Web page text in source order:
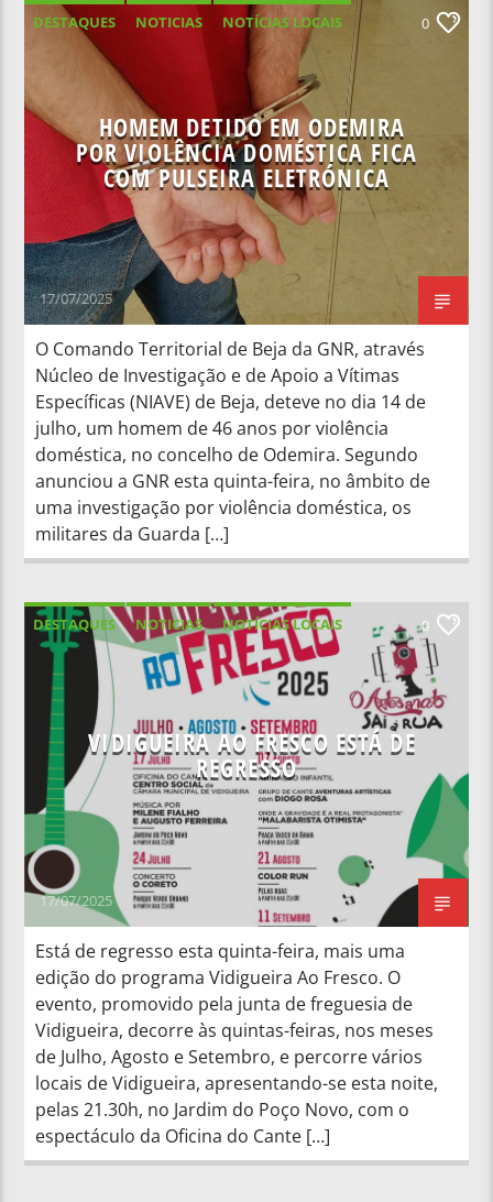
DESTAQUES NOTICIAS
NOTÍCIAS LOCAIS
NOTÍCIAS NACIONAIS
0
HOMEM DETIDO EM ODEMIRA
POR VIOLÊNCIA DOMÉSTICA FICA
COM PULSEIRA ELETRÓNICA
17/07/2025
O Comando Territorial de Beja da GNR, através
Núcleo de Investigação e de Apoio a Vítimas
Específicas (NIAVE) de Beja, deteve no dia 14 de
julho, um homem de 46 anos por violência
doméstica, no concelho de Odemira. Segundo
anunciou a GNR esta quinta-feira, no âmbito de
uma investigação por violência doméstica, os
militares da Guarda […]
DESTAQUES NOTICIAS
NOTÍCIAS LOCAIS
NOTÍCIAS NACIONAIS
0
VIDIGUEIRA AO FRESCO ESTÁ DE
REGRESSO
17/07/2025
Está de regresso esta quinta-feira, mais uma
edição do programa Vidigueira Ao Fresco. O
evento, promovido pela junta de freguesia de
Vidigueira, decorre às quintas-feiras, nos meses
de Julho, Agosto e Setembro, e percorre vários
locais de Vidigueira, apresentando-se esta noite,
pelas 21.30h, no Jardim do Poço Novo, com o
espectáculo da Oficina do Cante […]